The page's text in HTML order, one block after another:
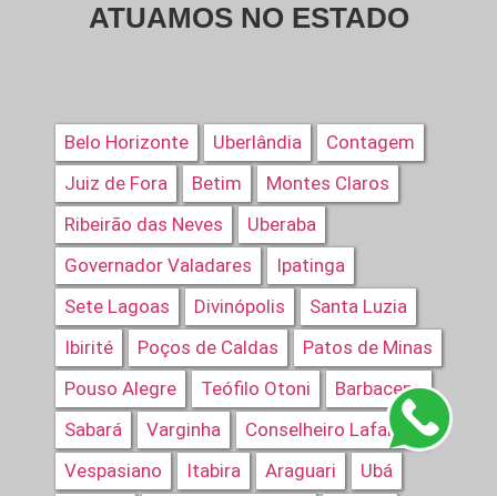
ATUAMOS NO ESTADO
Belo Horizonte Uberlândia
Contagem
Juiz de Fora
Betim
Montes Claros
Ribeirão das Neves
Uberaba
Governador Valadares
Ipatinga
Sete Lagoas
Divinópolis
Santa Luzia
Ibirité
Poços de Caldas
Patos de Minas
Pouso Alegre
Teófilo Otoni
Barbacena
Sabará
Varginha
Conselheiro Lafaiete
Vespasiano
Itabira Araguari Ubá